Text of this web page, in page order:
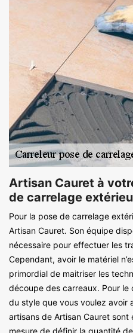
Artisan Cauret à
de carrelage
Pour la pose de carrelage
Artisan Cauret. Son équipe
nécessaire pour effectuer les
Cependant, avoir le matériel
primordial de maitriser les
découpe des carreaux. Pour
du style que vous voulez avoir
artisans de Artisan Cauret sont
mesure de définir la quantité